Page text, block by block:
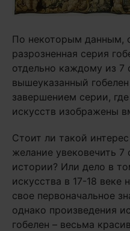
По некоторым данным,
разрозненная серия
отдельно каждому из 7
вышеуказанный
завершением серии,
искусств изображены
Стоит ли такой
желание увековечить 7
истории? Или дело в
искусства в 17-18 веке
свое первоначальное
однако произведения
гобелен – весьма